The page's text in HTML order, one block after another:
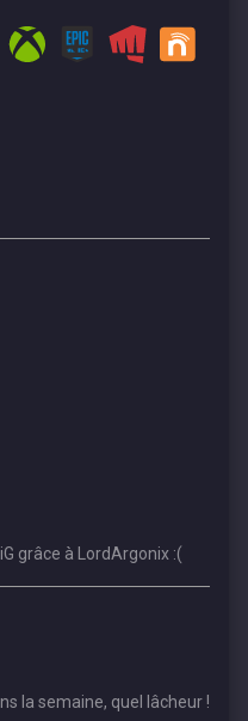
grâce à LordArgonix :(
la semaine, quel lâcheur !